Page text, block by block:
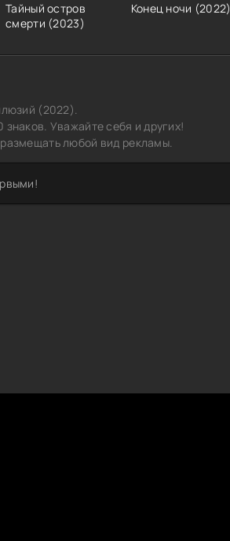
Тайный остров
смерти (2023)
Конец ночи (2022)
(2022).
Уважайте себя и других!
любой вид рекламы.